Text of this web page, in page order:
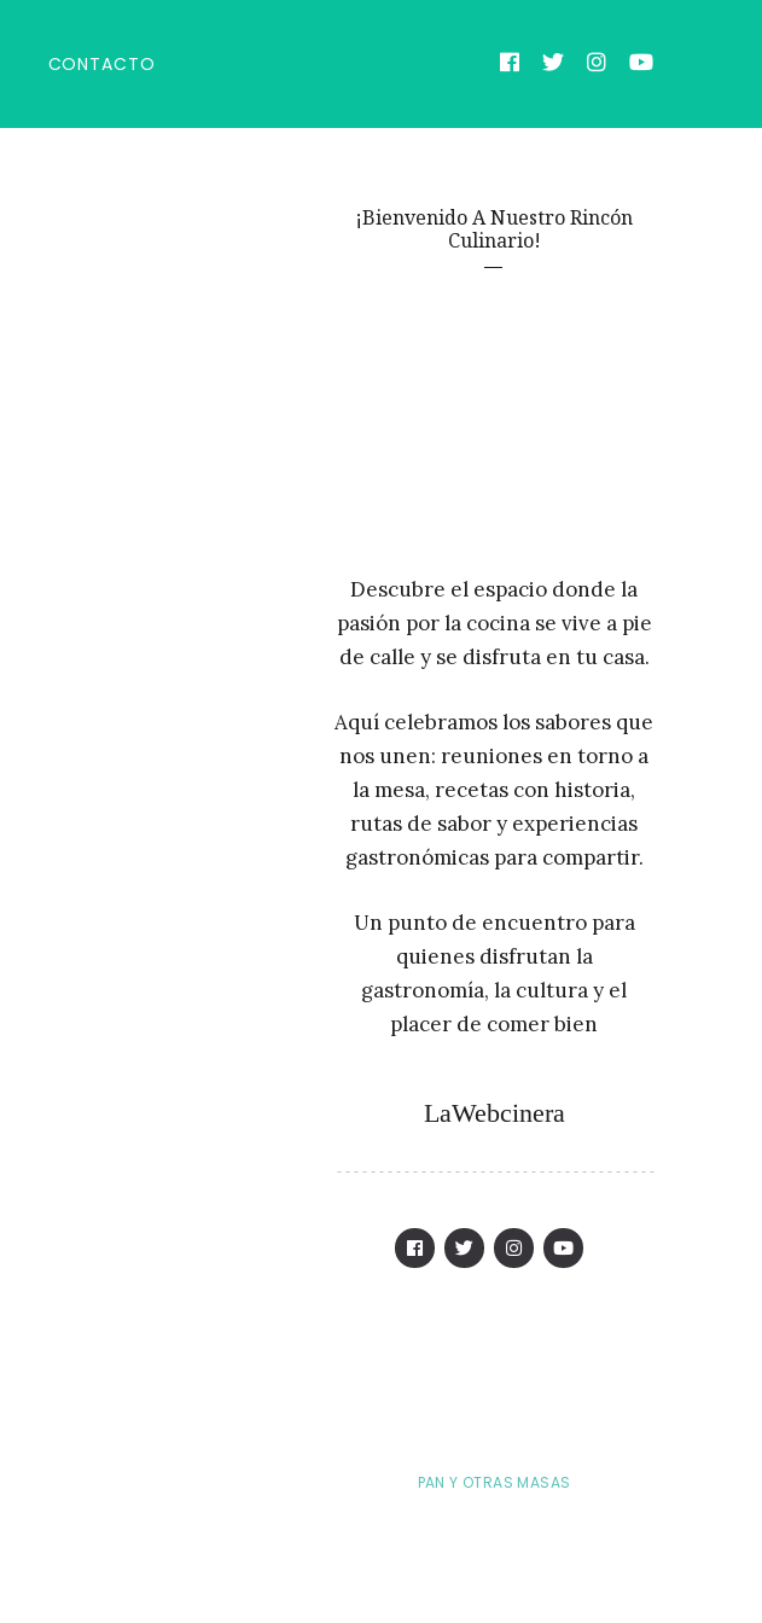
CONTACTO
¡Bienvenido A Nuestro Rincón
Culinario!
Descubre el espacio donde la
pasión por la cocina se vive a pie
de calle y se disfruta en tu casa.
Aquí celebramos los sabores que
nos unen: reuniones en torno a
la mesa, recetas con historia,
rutas de sabor y experiencias
gastronómicas para compartir.
Un punto de encuentro para
quienes disfrutan la
gastronomía, la cultura y el
placer de comer bien
LaWebcinera
PAN Y OTRAS MASAS